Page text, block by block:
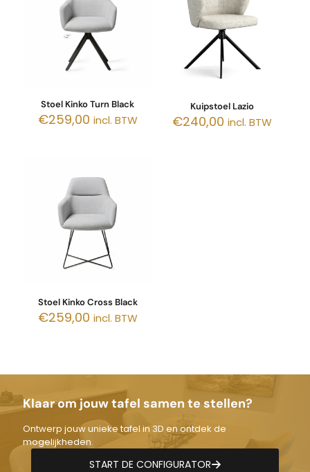
Stoel Kinko Turn Black
€259,00 incl. BTW
Kuipstoel Lazio
€240,00 incl. BTW
Stoel Kinko Cross Black
€259,00 incl. BTW
Klaar om jouw tafel samen te stellen?
Ontwerp jouw unieke tafel in 3D en ontdek de
mogelijkheden.
START DE CONFIGURATOR